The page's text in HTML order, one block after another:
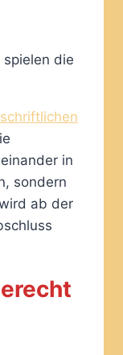
die
in
sondern
ab der